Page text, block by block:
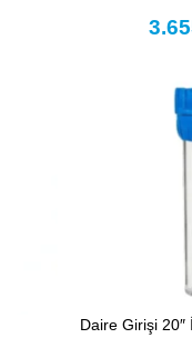
Daire Girişi 20″